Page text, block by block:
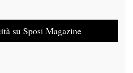
su Sposi Magazine